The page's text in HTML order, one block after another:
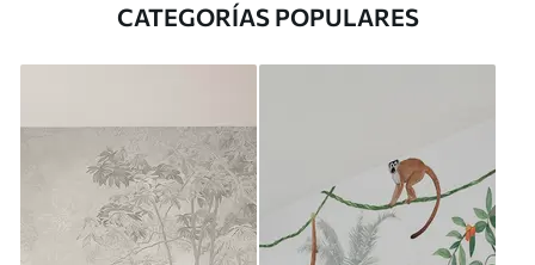
CATEGORÍAS POPULARES